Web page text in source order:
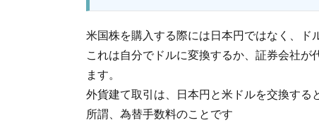
米国株を購入する際には日本円ではなく、ド
これは自分でドルに変換するか、証券会社
ます。
外貨建て取引は、日本円と米ドルを交換する
所謂、為替手数料のことです